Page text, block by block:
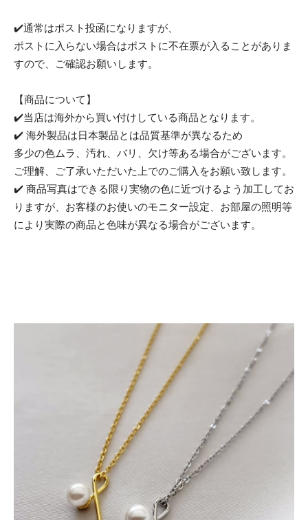
✔️通常はポスト投函になりますが、
ポストに入らない場合はポストに不在票が入ることがありま
すので、ご確認お願いします。
【商品について】
✔️当店は海外から買い付けしている商品となります。
✔️ 海外製品は日本製品とは品質基準が異なるため
多少の色ムラ、汚れ、バリ、欠け等ある場合がございます。
ご理解、ご了承いただいた上でのご購入をお願い致します。
✔️ 商品写真はできる限り実物の色に近づけるよう加工してお
りますが、お客様のお使いのモニター設定、お部屋の照明等
により実際の商品と色味が異なる場合がございます。